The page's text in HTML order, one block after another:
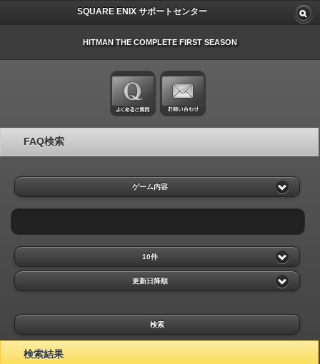
SQUARE ENIX サポートセンター
HITMAN THE COMPLETE FIRST SEASON
FAQ検索
ゲーム内容
10件
更新日降順
検索
検索結果